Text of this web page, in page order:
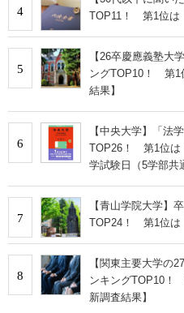
4
TOP11！ 第1位は
5
【26卒慶應義塾大
ングTOP10！ 第1
結果】
6
【中央大学】「法
TOP26！ 第1位は
学試験日（5学部共
7
【青山学院大学】
TOP24！ 第1位は
8
【関東主要大学の
ンキングTOP10！
新調査結果】